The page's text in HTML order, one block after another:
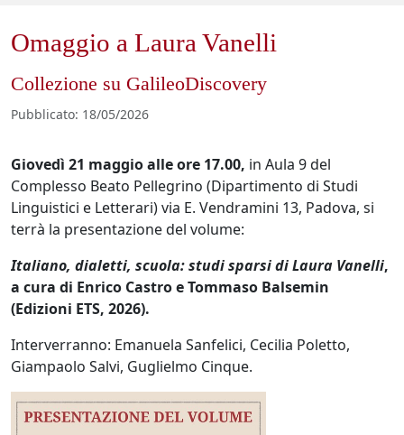
Omaggio a Laura Vanelli
Collezione su GalileoDiscovery
Pubblicato: 18/05/2026
Giovedì 21 maggio alle ore 17.00, in Aula 9 del
Complesso Beato Pellegrino (Dipartimento di Studi
Linguistici e Letterari) via E. Vendramini 13, Padova, si
terrà la presentazione del volume:
Italiano, dialetti, scuola: studi sparsi di Laura Vanelli,
a cura di Enrico Castro e Tommaso Balsemin
(Edizioni ETS, 2026).
Interverranno: Emanuela Sanfelici, Cecilia Poletto,
Giampaolo Salvi, Guglielmo Cinque.